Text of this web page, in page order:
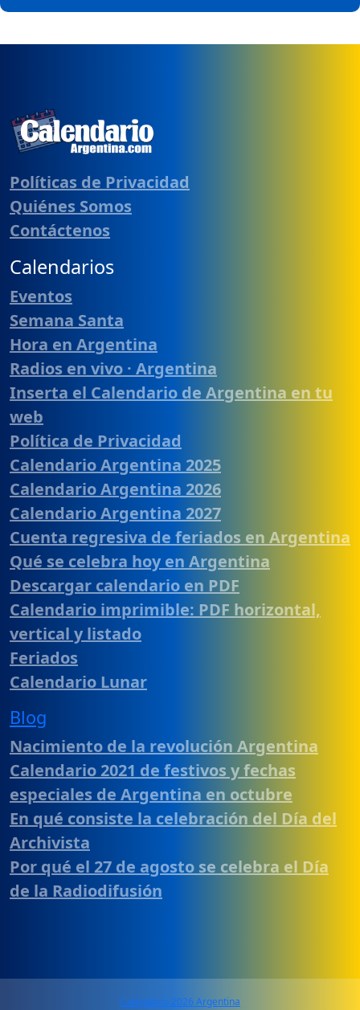
Políticas de Privacidad
Quiénes Somos
Contáctenos
Calendarios
Eventos
Semana Santa
Hora en Argentina
Radios en vivo · Argentina
Inserta el Calendario de Argentina en tu
web
Política de Privacidad
Calendario Argentina 2025
Calendario Argentina 2026
Calendario Argentina 2027
Cuenta regresiva de feriados en Argentina
Qué se celebra hoy en Argentina
Descargar calendario en PDF
Calendario imprimible: PDF horizontal,
vertical y listado
Feriados
Calendario Lunar
Blog
Nacimiento de la revolución Argentina
Calendario 2021 de festivos y fechas
especiales de Argentina en octubre
En qué consiste la celebración del Día del
Archivista
Por qué el 27 de agosto se celebra el Día
de la Radiodifusión
Calendario 2026 Argentina